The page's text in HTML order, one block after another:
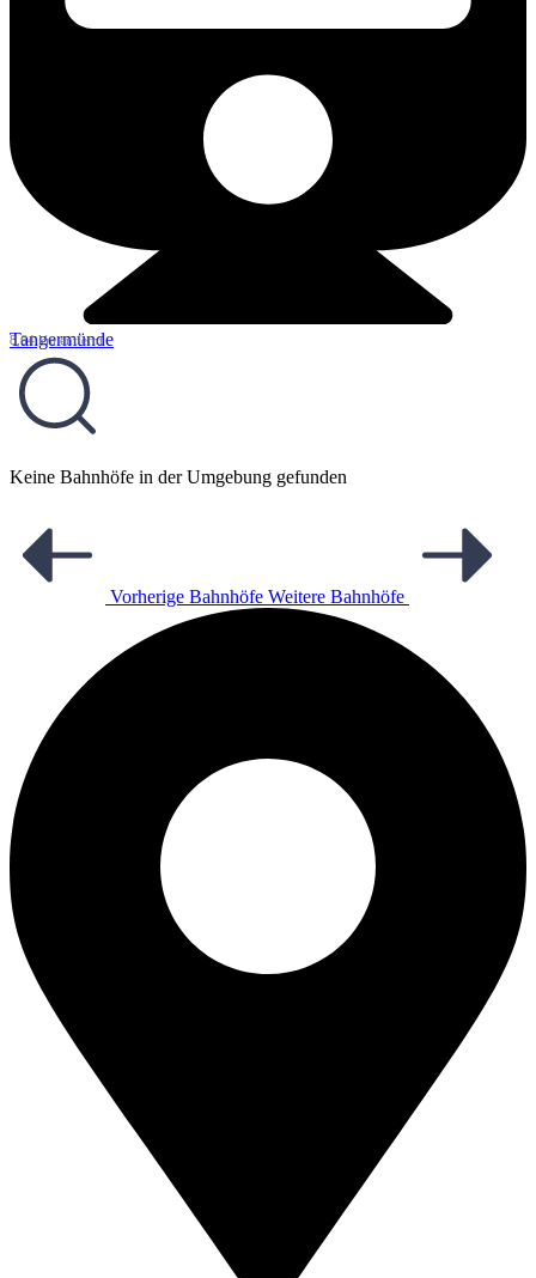
Tangermünde
8,64 km entfernt
Keine Bahnhöfe in der Umgebung gefunden
Vorherige Bahnhöfe Weitere Bahnhöfe